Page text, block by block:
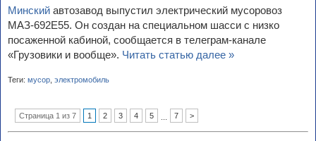
Минский автозавод выпустил электрический мусоровоз
МАЗ-692Е55. Он создан на специальном шасси с низко
посаженной кабиной, сообщается в телеграм-канале
«Грузовики и вообще». Читать статью далее »
Теги: мусор электромобиль
Страница 1 из 7 1 2 3 4 5 7 >